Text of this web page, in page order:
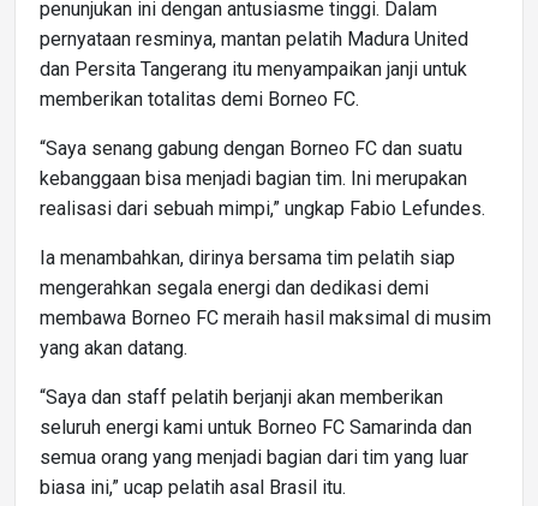
penunjukan ini dengan antusiasme tinggi. Dalam
pernyataan resminya, mantan pelatih Madura United
dan Persita Tangerang itu menyampaikan janji untuk
memberikan totalitas demi Borneo FC.
“Saya senang gabung dengan Borneo FC dan suatu
kebanggaan bisa menjadi bagian tim. Ini merupakan
realisasi dari sebuah mimpi,” ungkap Fabio Lefundes.
Ia menambahkan, dirinya bersama tim pelatih siap
mengerahkan segala energi dan dedikasi demi
membawa Borneo FC meraih hasil maksimal di musim
yang akan datang.
“Saya dan staff pelatih berjanji akan memberikan
seluruh energi kami untuk Borneo FC Samarinda dan
semua orang yang menjadi bagian dari tim yang luar
biasa ini,” ucap pelatih asal Brasil itu.